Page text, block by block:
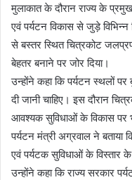
मुलाकात के दौरान राज्य के
एवं पर्यटन विकास से जुड़े
से बस्तर स्थित चित्रकोट
बेहतर बनाने पर जोर दिया।
उन्होंने कहा कि पर्यटन स्थलों पर
दी जानी चाहिए। इस दौरान
आवश्यक सुविधाओं के विकास पर
पर्यटन मंत्री अग्रवाल ने
एवं पर्यटक सुविधाओं के विस्तार
उन्होंने कहा कि राज्य सरकार